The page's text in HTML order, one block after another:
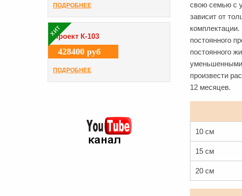
свою семью с
зависит от
постоянного
постоянного
уменьшенными
произвести
12 месяцев.
10 см
15 см
20 см
ПОДРОБНЕЕ
хит
Проект К-103
428400 руб
ПОДРОБНЕЕ